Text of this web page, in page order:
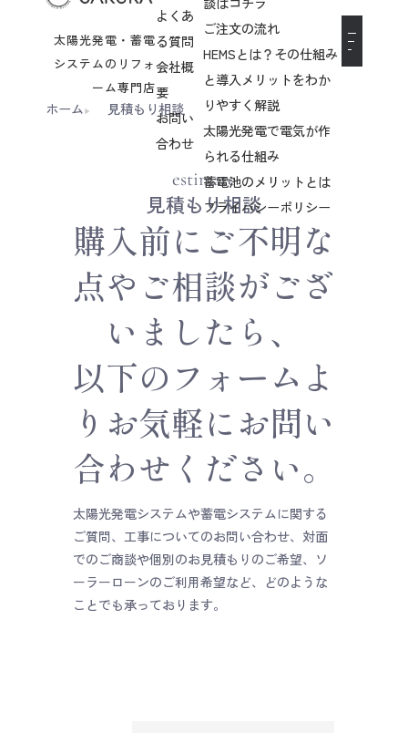
太陽光発電・蓄電
システムのリフォ
ーム専門店
よくあ
る質問
会社概
要
お問い
合わせ
ご注文の流れ
HEMSとは？その仕組み
と導入メリットをわか
りやすく解説
太陽光発電で電気が作
られる仕組み
蓄電池のメリットとは
プライバシーポリシー
ホーム 見積もり相談
estimate
見積もり相談
購入前にご不明な
点やご相談がござ
いましたら、
以下のフォームよ
りお気軽にお問い
合わせください。
太陽光発電システムや蓄電システムに関する
ご質問、工事についてのお問い合わせ、対面
でのご商談や個別のお見積もりのご希望、ソ
ーラーローンのご利用希望など、どのような
ことでも承っております。